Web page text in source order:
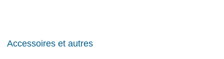
Accessoires et autres